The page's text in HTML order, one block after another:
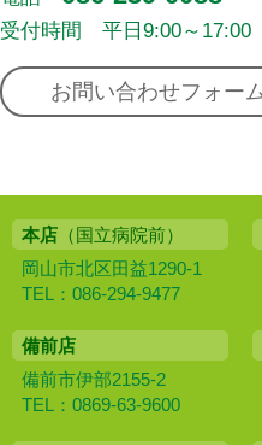
受付時間 平日9:00～
お問い合わせフォー
本店 （国立病院前）
岡山市北区田益1290-1
TEL：086-294-9477
備前店
備前市伊部2155-2
TEL：0869-63-9600